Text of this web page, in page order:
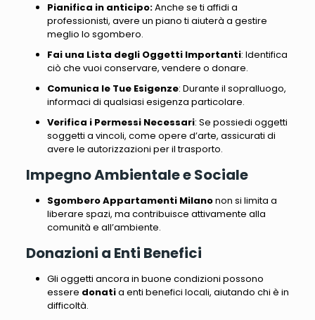
Pianifica in anticipo:Anche se ti affidi a
professionisti, avere un piano ti aiuterà a gestire
meglio lo sgombero.
Fai una Lista degli Oggetti Importanti: Identifica
ciò che vuoi conservare, vendere o donare.
Comunica le Tue Esigenze: Durante il sopralluogo,
informaci di qualsiasi esigenza particolare.
Verifica i Permessi Necessari: Se possiedi oggetti
soggetti a vincoli, come opere d’arte, assicurati di
avere le autorizzazioni per il trasporto.
Impegno Ambientale e Sociale
Sgombero Appartamenti Milanonon si limita a
liberare spazi, ma contribuisce attivamente alla
comunità e all’ambiente.
Donazioni a Enti Benefici
Gli oggetti ancora in buone condizioni possono
essere donatia enti benefici locali, aiutando chi è in
difficoltà.